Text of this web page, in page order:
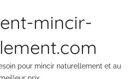
mincir-
pour mincir naturellement et au